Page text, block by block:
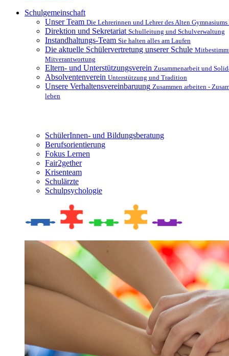
Schulgemeinschaft
Unser Team Die Lehrerinnen und Lehrer des Alten
Direktion und Sekretariat Schulleitung und Schulverwaltung
Instandhaltungs-Team Sie halten alles am Laufen
Die aktuelle Schülervertretung unserer Schule
Mitverantwortung
Eltern- und Unterstützungsverein Zusammenarbeit und
Absolventenverein Unterstützung und Tradition
Unsere Verhaltensvereinbaruung Zusammen arbeiten -
leben
SchülerInnen- und Bildungsberatung
Berufsorientierung
Fokus Lernen
Fair2gether
Krisenteam
Schulärzte
Schulpsychologie